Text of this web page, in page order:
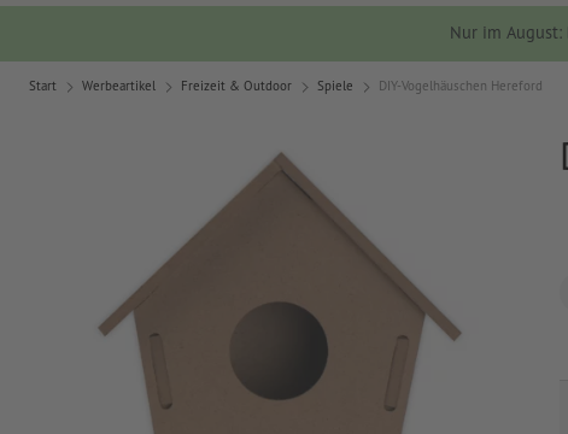
Nur im August:
Start Werbeartikel Freizeit & Outdoor Spiele DIY-Vogelhäuschen Hereford